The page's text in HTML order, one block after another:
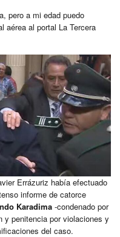
pero a mi edad puedo
aérea al portal La Tercera
Errázuriz había efectuado
informe de catorce
Karadima -condenado por
y penitencia por violaciones y
del caso.